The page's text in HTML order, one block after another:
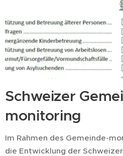
Schweizer
monitoring
Im Rahmen des Gemeinde-
die Entwicklung der